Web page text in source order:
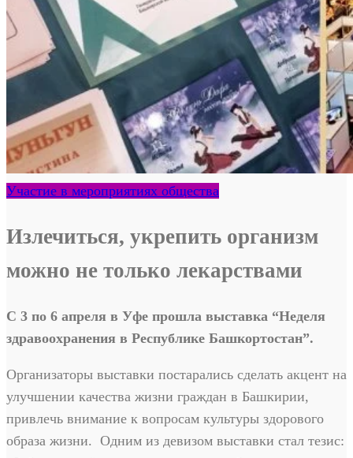
Участие в мероприятиях общества
Излечиться, укрепить организм
можно не только лекарствами
С 3 по 6 апреля в Уфе прошла выставка “Неделя
здравоохранения в Республике Башкортостан”.
Организаторы выставки постарались сделать акцент на
улучшении качества жизни граждан в Башкирии,
привлечь внимание к вопросам культуры здорового
образа жизни. Одним из девизом выставки стал тезис: